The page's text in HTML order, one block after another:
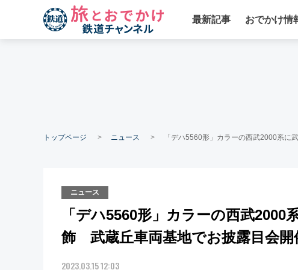
最新記事 おでかけ情
トップページ ニュース 「デハ5560形」カラーの西武2000系
ニュース
「デハ5560形」カラーの西武
飾 武蔵丘車両基地でお披露目会開
2023.03.15 12:03